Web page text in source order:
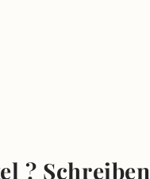
? Schreiben